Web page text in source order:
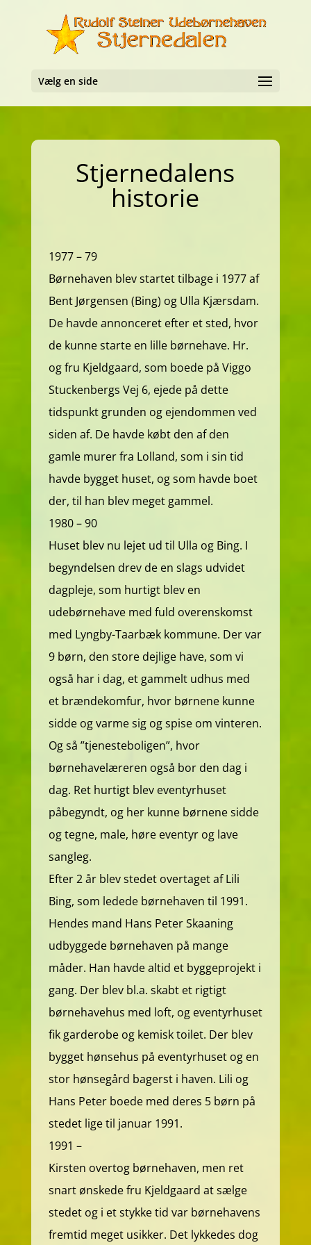
Vælg en side
Stjernedalens
historie
1977 – 79
Børnehaven blev startet tilbage i 1977 af
Bent Jørgensen (Bing) og Ulla Kjærsdam.
De havde annonceret efter et sted, hvor
de kunne starte en lille børnehave. Hr.
og fru Kjeldgaard, som boede på Viggo
Stuckenbergs Vej 6, ejede på dette
tidspunkt grunden og ejendommen ved
siden af. De havde købt den af den
gamle murer fra Lolland, som i sin tid
havde bygget huset, og som havde boet
der, til han blev meget gammel.
1980 – 90
Huset blev nu lejet ud til Ulla og Bing. I
begyndelsen drev de en slags udvidet
dagpleje, som hurtigt blev en
udebørnehave med fuld overenskomst
med Lyngby-Taarbæk kommune. Der var
9 børn, den store dejlige have, som vi
også har i dag, et gammelt udhus med
et brændekomfur, hvor børnene kunne
sidde og varme sig og spise om vinteren.
Og så ”tjenesteboligen”, hvor
børnehavelæreren også bor den dag i
dag. Ret hurtigt blev eventyrhuset
påbegyndt, og her kunne børnene sidde
og tegne, male, høre eventyr og lave
sangleg.
Efter 2 år blev stedet overtaget af Lili
Bing, som ledede børnehaven til 1991.
Hendes mand Hans Peter Skaaning
udbyggede børnehaven på mange
måder. Han havde altid et byggeprojekt i
gang. Der blev bl.a. skabt et rigtigt
børnehavehus med loft, og eventyrhuset
fik garderobe og kemisk toilet. Der blev
bygget hønsehus på eventyrhuset og en
stor hønsegård bagerst i haven. Lili og
Hans Peter boede med deres 5 børn på
stedet lige til januar 1991.
1991 –
Kirsten overtog børnehaven, men ret
snart ønskede fru Kjeldgaard at sælge
stedet og i et stykke tid var børnehavens
fremtid meget usikker. Det lykkedes dog